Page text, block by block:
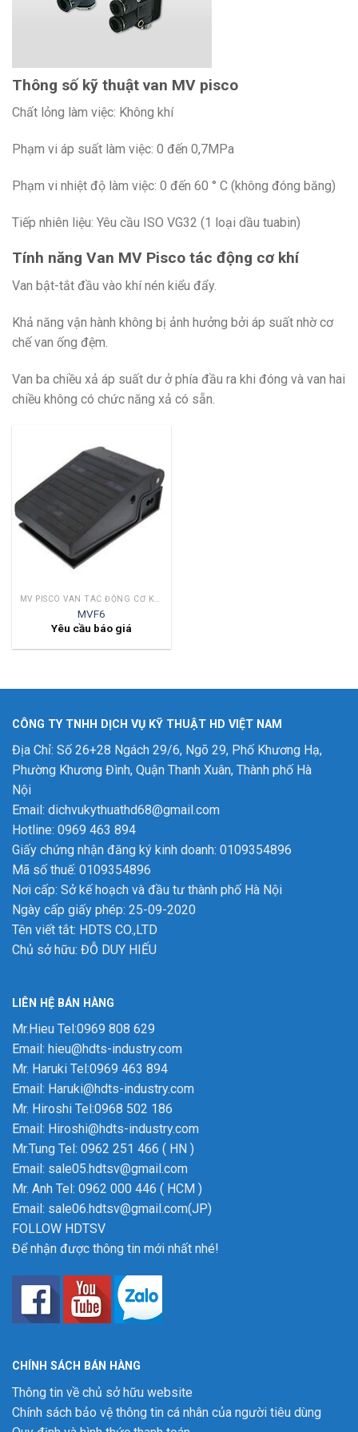
Thông số kỹ thuật van MV pisco
Chất lỏng làm việc: Không khí
Phạm vi áp suất làm việc: 0 đến 0,7MPa
Phạm vi nhiệt độ làm việc: 0 đến 60 ° C (không đóng băng)
Tiếp nhiên liệu: Yêu cầu ISO VG32 (1 loại dầu tuabin)
Tính năng Van MV Pisco tác động cơ khí
Van bật-tắt đầu vào khí nén kiểu đẩy.
Khả năng vận hành không bị ảnh hưởng bởi áp suất nhờ cơ
chế van ống đệm.
Van ba chiều xả áp suất dư ở phía đầu ra khi đóng và van hai
chiều không có chức năng xả có sẵn.
MV PISCO VAN TÁC ĐỘNG CƠ KHÍ
MVF6
Yêu cầu báo giá
CÔNG TY TNHH DỊCH VỤ KỸ THUẬT HD VIỆT NAM
Địa Chỉ: Số 26+28 Ngách 29/6, Ngõ 29, Phố Khương Hạ,
Phường Khương Đình, Quận Thanh Xuân, Thành phố Hà
Nội
Email: dichvukythuathd68@gmail.com
Hotline: 0969 463 894
Giấy chứng nhận đăng ký kinh doanh: 0109354896
Mã số thuế: 0109354896
Nơi cấp: Sở kế hoạch và đầu tư thành phố Hà Nội
Ngày cấp giấy phép: 25-09-2020
Tên viết tắt: HDTS CO.,LTD
Chủ sở hữu: ĐỖ DUY HIẾU
LIÊN HỆ BÁN HÀNG
Mr.Hieu Tel:0969 808 629
Email: hieu@hdts-industry.com
Mr. Haruki Tel:0969 463 894
Email: Haruki@hdts-industry.com
Mr. Hiroshi Tel:0968 502 186
Email: Hiroshi@hdts-industry.com
Mr.Tung Tel: 0962 251 466 ( HN )
Email: sale05.hdtsv@gmail.com
Mr. Anh Tel: 0962 000 446 ( HCM )
Email: sale06.hdtsv@gmail.com(JP)
FOLLOW HDTSV
Để nhận được thông tin mới nhất nhé!
CHÍNH SÁCH BÁN HÀNG
Thông tin về chủ sở hữu website
Chính sách bảo vệ thông tin cá nhân của người tiêu dùng